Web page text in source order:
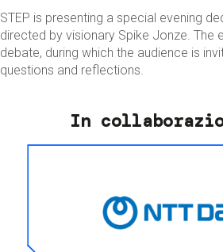
STEP is presenting a special evening
directed by visionary Spike Jonze. The
debate, during which the audience is
questions and reflections.
In